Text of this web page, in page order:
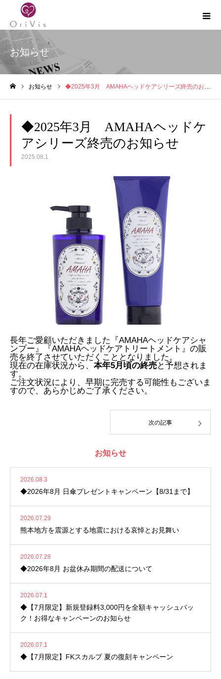
お知らせ
お知らせ ◆2025年3月 AMAHAヘッドケアシリーズ終売のお知らせ
◆2025年3月 AMAHAヘッドケ
アシリーズ終売のお知らせ
2025.08.1
長年ご愛顧いただきました『AMAHAヘッドケアシャ
ンプー』『AMAHAヘッドケアトリートメント』の販
売を終了させていただくこととなりました。
現在の在庫状況から、 本年5月頃の終売と予想されま
す。
ご注文状況により、早期に完売する可能性もございま
すので、あらかじめご了承ください。
次の記事
お知らせ
2026.08.3
◆2026年8月 日傘プレゼントキャンペーン【8/31まで】
2026.07.29
熊本地方を震源とする地震における哀悼とお見舞い
2026.07.28
◆2026年8月 お盆休み期間の配送について
2026.07.1
◆【7月限定】新規登録料3,000円を全額キャッシュバッ
ク！お得なキャンペーンのお知らせ
2026.07.1
◆【7月限定】FKスカルプ 夏の復刻キャンペーン